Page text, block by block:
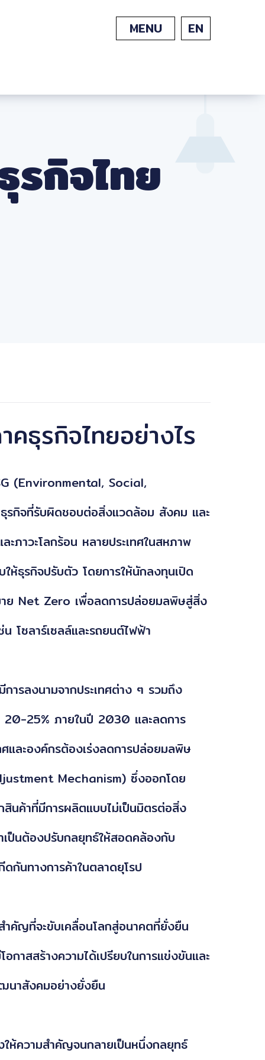
MENU EN
กิจไทย
ธุรกิจไทยอย่างไร
(Environmental, Social,
รกิจที่รับผิดชอบต่อสิ่งแวดล้อม สังคม และ
ภาวะโลกร้อน หลายประเทศในสหภาพ
ห้ธุรกิจปรับตัว โดยการให้นักลงทุนเปิด
าย Net Zero เพื่อลดการปล่อยมลพิษสู่สิ่ง
โซลาร์เซลล์และรถยนต์ไฟฟ้า
รลงนามจากประเทศต่าง ๆ รวมถึง
20-25% ภายในปี 2030 และลดการ
และองค์กรต้องเร่งลดการปล่อยมลพิษ
Mechanism) ซึ่งออกโดย
สินค้าที่มีการผลิตแบบไม่เป็นมิตรต่อสิ่ง
ป็นต้องปรับกลยุทธ์ให้สอดคล้องกับ
กันทางการค้าในตลาดยุโรป
ำคัญที่จะขับเคลื่อนโลกสู่อนาคตที่ยั่งยืน
กาสสร้างความได้เปรียบในการแข่งขันและ
นาสังคมอย่างยั่งยืน
ห้ความสำคัญจนกลายเป็นหนึ่งกลยุทธ์